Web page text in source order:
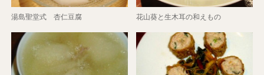
湯島聖堂式 杏仁豆腐 花山葵と生木耳の和えもの